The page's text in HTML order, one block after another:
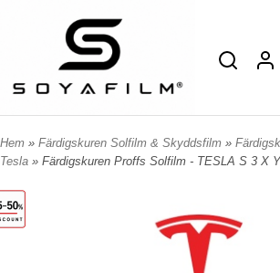
Hem » Färdigskuren Solfilm & Skyddsfilm »
Tesla » Färdigskuren Proffs Solfilm - TESLA S 3 X Y